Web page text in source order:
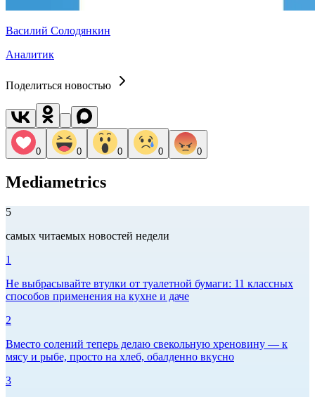
Василий Солодянкин
Аналитик
Поделиться новостью
0 0 0 0 0
Mediametrics
5
самых читаемых новостей недели
1
Не выбрасывайте втулки от туалетной бумаги: 11 классных
способов применения на кухне и даче
2
Вместо солений теперь делаю свекольную хреновину — к
мясу и рыбе, просто на хлеб, обалденно вкусно
3